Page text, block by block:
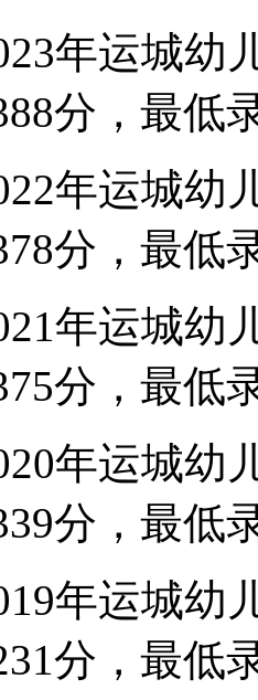
年运城幼
分，最低
年运城幼
分，最低
年运城幼
分，最低
年运城幼
分，最低
年运城幼
分，最低